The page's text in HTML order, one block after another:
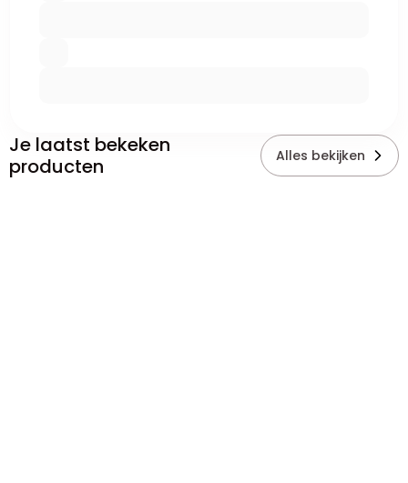
Je laatst bekeken
producten
Alles bekijken